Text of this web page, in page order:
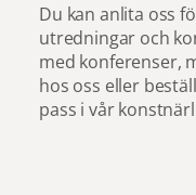
Du kan anlita oss
utredningar och
med konferenser,
hos oss eller
pass i vår